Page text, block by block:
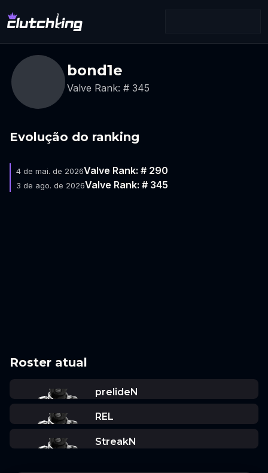
bond1e
Valve Rank: # 345
Evolução do ranking
4 de mai. de 2026Valve Rank: # 290
3 de ago. de 2026Valve Rank: # 345
Roster atual
prelideN
REL
StreakN